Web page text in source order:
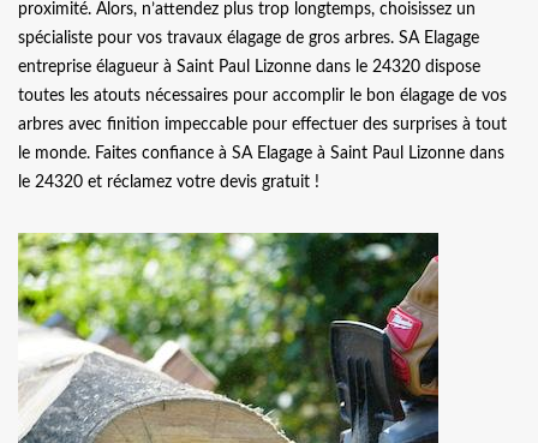
proximité. Alors, n’attendez plus trop longtemps, choisissez un
spécialiste pour vos travaux élagage de gros arbres. SA Elagage
entreprise élagueur à Saint Paul Lizonne dans le 24320 dispose
toutes les atouts nécessaires pour accomplir le bon élagage de vos
arbres avec finition impeccable pour effectuer des surprises à tout
le monde. Faites confiance à SA Elagage à Saint Paul Lizonne dans
le 24320 et réclamez votre devis gratuit !